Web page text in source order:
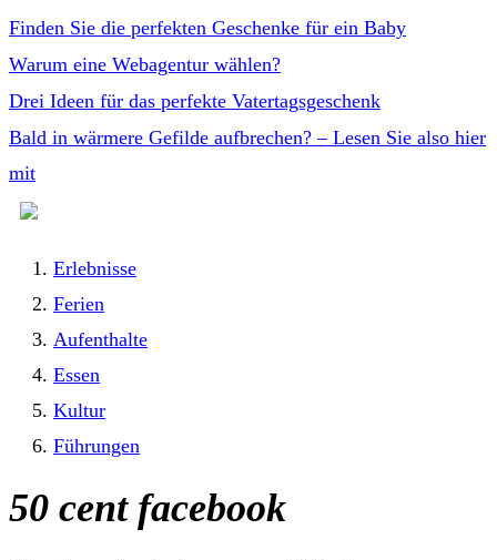
Finden Sie die perfekten Geschenke für ein Baby
Warum eine Webagentur wählen?
Drei Ideen für das perfekte Vatertagsgeschenk
Bald in wärmere Gefilde aufbrechen? – Lesen Sie also hier
mit
Erlebnisse
Ferien
Aufenthalte
Essen
Kultur
Führungen
50 cent facebook